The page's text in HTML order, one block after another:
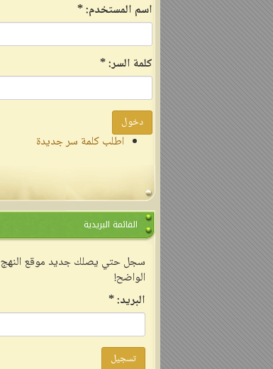
‏اسم المستخدم: ‏*
‏كلمة السر: ‏*
اطلب كلمة سر جديدة
القائمة البريدية
سجل حتي يصلك جديد موقع النهج
الواضح!
‏البريد: ‏*